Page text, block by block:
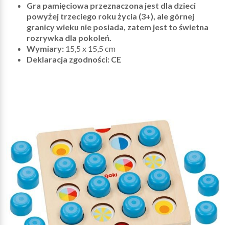
Gra pamięciowa przeznaczona jest dla dzieci
powyżej trzeciego roku życia (3+), ale górnej
granicy wieku nie posiada, zatem jest to świetna
rozrywka dla pokoleń.
Wymiary: 15,5 x 15,5 cm
Deklaracja zgodności: CE